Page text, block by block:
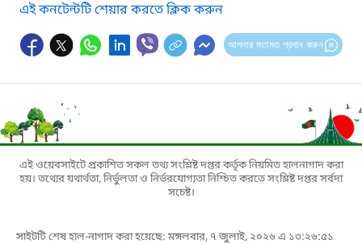
এই কনটেন্টটি শেয়ার করতে ক্লিক করুন
আপনার মতামত প্রদান করুন
এই ওয়েবসাইটে প্রকাশিত সকল তথ্য সংশ্লিষ্ট দপ্তর কর্তৃক নিয়মিত হালনাগাদ করা
হয়। তথ্যের যথার্থতা, নির্ভুলতা ও নির্ভরযোগ্যতা নিশ্চিত করতে সংশ্লিষ্ট দপ্তর সর্বদা
সচেষ্ট।
সাইটটি শেষ হাল-নাগাদ করা হয়েছে: মঙ্গলবার, ৭ জুলাই, ২০২৬ এ ১৩:২৬:৫১